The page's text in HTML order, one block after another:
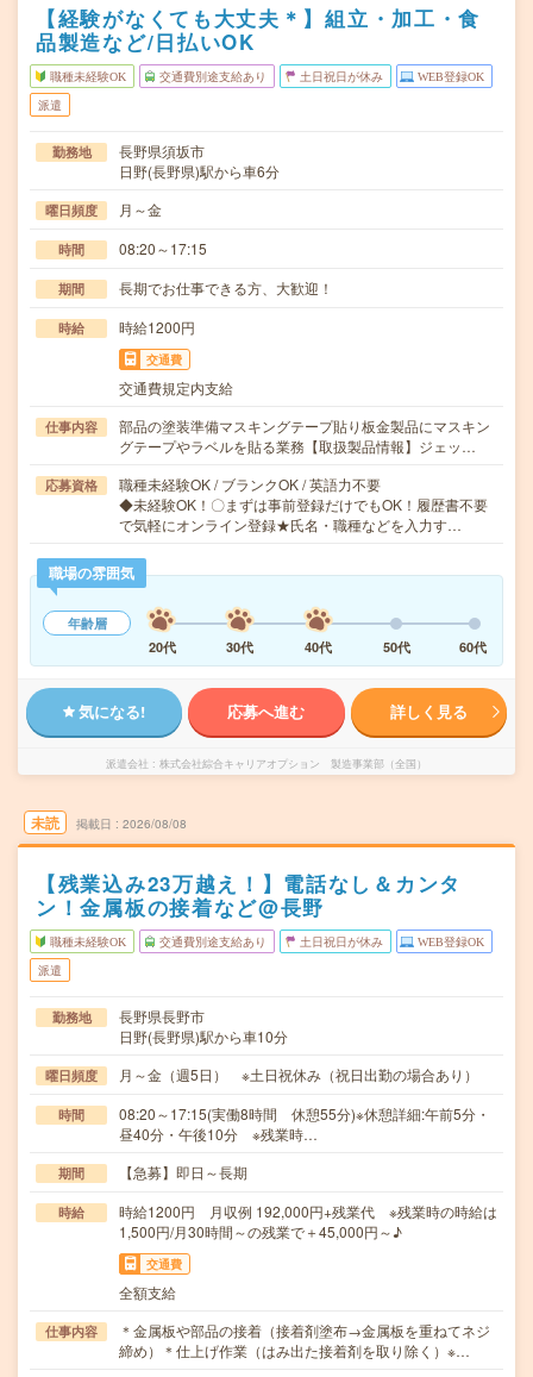
【経験がなくても大丈夫＊】組立・加工・食
品製造など/日払いOK
職種未経験OK 交通費別途支給あり 土日祝日が休み WEB登録OK
派遣
勤務地
長野県須坂市
日野(長野県)駅から車6分
曜日頻度 月～金
時間 08:20～17:15
期間 長期でお仕事できる方、大歓迎！
時給 時給1200円
交通費
交通費規定内支給
仕事内容
部品の塗装準備マスキングテープ貼り板金製品にマスキン
グテープやラベルを貼る業務【取扱製品情報】ジェッ…
応募資格
職種未経験OK / ブランクOK / 英語力不要
◆未経験OK！〇まずは事前登録だけでもOK！履歴書不要
で気軽にオンライン登録★氏名・職種などを入力す…
職場の雰囲気
年齢層
20代
30代 40代 50代 60代
気になる! 応募へ進む 詳しく見る
派遣会社 株式会社綜合キャリアオプション 製造事業部（全国）
未読 掲載日 2026/08/08
【残業込み23万越え！】電話なし＆カンタ
ン！金属板の接着など@長野
職種未経験OK 交通費別途支給あり 土日祝日が休み WEB登録OK
派遣
勤務地
長野県長野市
日野(長野県)駅から車10分
曜日頻度 月～金（週5日） ※土日祝休み（祝日出勤の場合あり）
時間
08:20～17:15(実働8時間 休憩55分)※休憩詳細:午前5分・
昼40分・午後10分 ※残業時…
期間 【急募】即日～長期
時給
時給1200円 月収例 192,000円+残業代 ※残業時の時給は
1,500円/月30時間～の残業で＋45,000円～♪
交通費
全額支給
仕事内容
＊金属板や部品の接着（接着剤塗布→金属板を重ねてネジ
締め）＊仕上げ作業（はみ出た接着剤を取り除く）※…